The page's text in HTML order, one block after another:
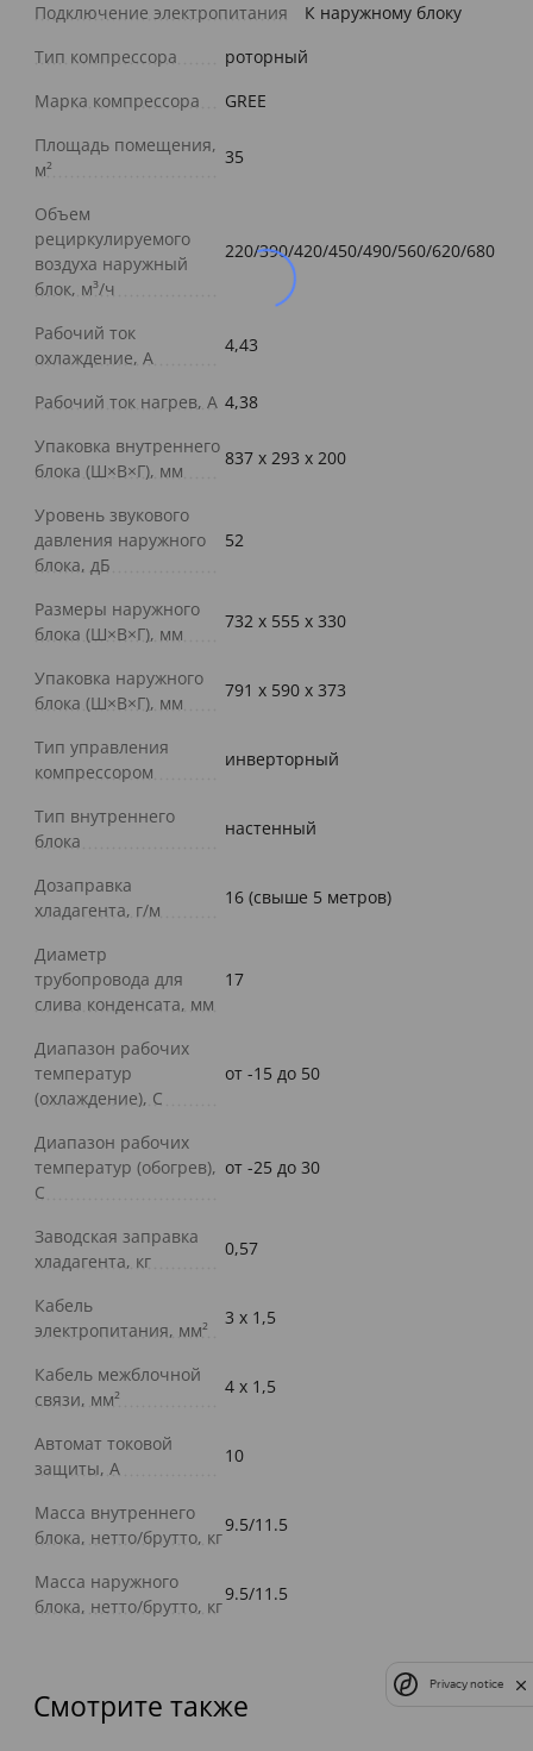
Подключение электропитания
К наружному блоку
Тип компрессора
роторный
Марка компрессора
GREE
Площадь помещения,
м²
35
Объем
рециркулируемого
воздуха наружный
блок, м³/ч
220/390/420/450/490/560/620/680
Рабочий ток
охлаждение, А
4,43
Рабочий ток нагрев, А 4,38
Упаковка внутреннего
блока (Ш×В×Г), мм
837 x 293 x 200
Уровень звукового
давления наружного
блока, дБ
52
Размеры наружного
блока (Ш×В×Г), мм
732 x 555 x 330
Упаковка наружного
блока (Ш×В×Г), мм
791 x 590 x 373
Тип управления
компрессором
инверторный
Тип внутреннего
блока
настенный
Дозаправка
хладагента, г/м
16 (свыше 5 метров)
Диаметр
трубопровода для
слива конденсата, мм
17
Диапазон рабочих
температур
(охлаждение), C
от -15 до 50
Диапазон рабочих
температур (обогрев),
C
от -25 до 30
Заводская заправка
хладагента, кг
0,57
Кабель
электропитания, мм²
3 х 1,5
Кабель межблочной
связи, мм²
4 х 1,5
Автомат токовой
защиты, А
10
Масса внутреннего
блока, нетто/брутто, кг
9.5/11.5
Масса наружного
блока, нетто/брутто, кг
9.5/11.5
Смотрите также
Privacy notice